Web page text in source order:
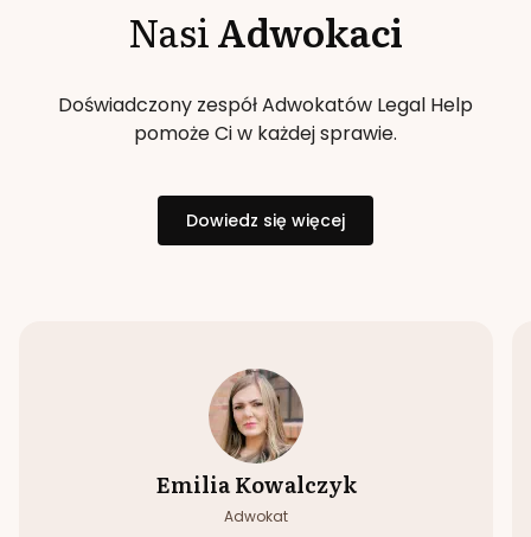
NasiAdwokaci
Doświadczony zespół Adwokatów Legal Help
pomoże Ci w każdej sprawie.
Dowiedz się więcej
Emilia Kowalczyk
Adwokat